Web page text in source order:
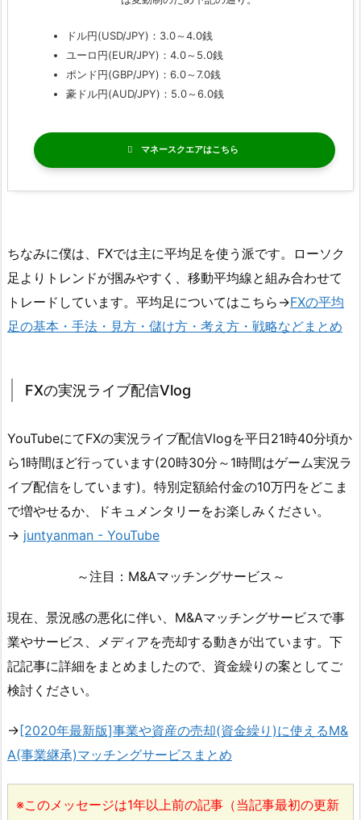
ドル円(USD/JPY)：3.0～4.0銭
ユーロ円(EUR/JPY)：4.0～5.0銭
ポンド円(GBP/JPY)：6.0～7.0銭
豪ドル円(AUD/JPY)：5.0～6.0銭
マネースクエア
ちなみに僕は、FXでは主に平均足を使う派です。ローソク
足よりトレンドが掴みやすく、移動平均線と組み合わせて
トレードしています。平均足についてはこちら→FXの平均
足の基本・手法・見方・儲け方・考え方・戦略などまとめ
FXの実況ライブ配信Vlog
YouTubeにてFXの実況ライブ配信Vlogを平日21時40分頃か
ら1時間ほど行っています(20時30分～1時間はゲーム実況ラ
イブ配信をしています)。特別定額給付金の10万円をどこま
で増やせるか、ドキュメンタリーをお楽しみください。
→ juntyanman - YouTube
～注目：M&Aマッチングサービス～
現在、景況感の悪化に伴い、M&Aマッチングサービスで事
業やサービス、メディアを売却する動きが出ています。下
記記事に詳細をまとめましたので、資金繰りの案としてご
検討ください。
→ [2020年最新版]事業や資産の売却(資金繰り)に使えるM&
A(事業継承)マッチングサービスまとめ
※このメッセージは1年以上前の記事（当記事最初の更新